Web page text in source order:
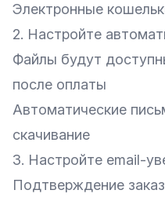
Электронные
2. Настройте
Файлы будут
после оплаты
Автоматические
скачивание
3. Настройте email-
Подтверждение